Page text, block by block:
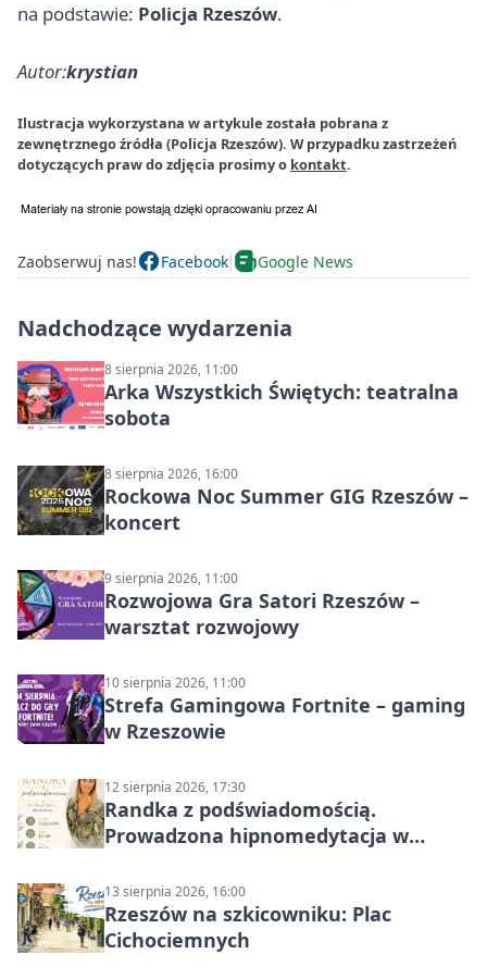
na podstawie: Policja Rzeszów.
Autor:krystian
Ilustracja wykorzystana w artykule została pobrana z
zewnętrznego źródła (Policja Rzeszów). W przypadku zastrzeżeń
dotyczących praw do zdjęcia prosimy o kontakt.
Zaobserwuj nas! Facebook Google News
Nadchodzące wydarzenia
8 sierpnia 2026, 11:00
Arka Wszystkich Świętych: teatralna
sobota
8 sierpnia 2026, 16:00
Rockowa Noc Summer GIG Rzeszów –
koncert
9 sierpnia 2026, 11:00
Rozwojowa Gra Satori Rzeszów –
warsztat rozwojowy
10 sierpnia 2026, 11:00
Strefa Gamingowa Fortnite – gaming
w Rzeszowie
12 sierpnia 2026, 17:30
Randka z podświadomością.
Prowadzona hipnomedytacja w
13 sierpnia 2026, 16:00
Rzeszów na szkicowniku: Plac
Cichociemnych